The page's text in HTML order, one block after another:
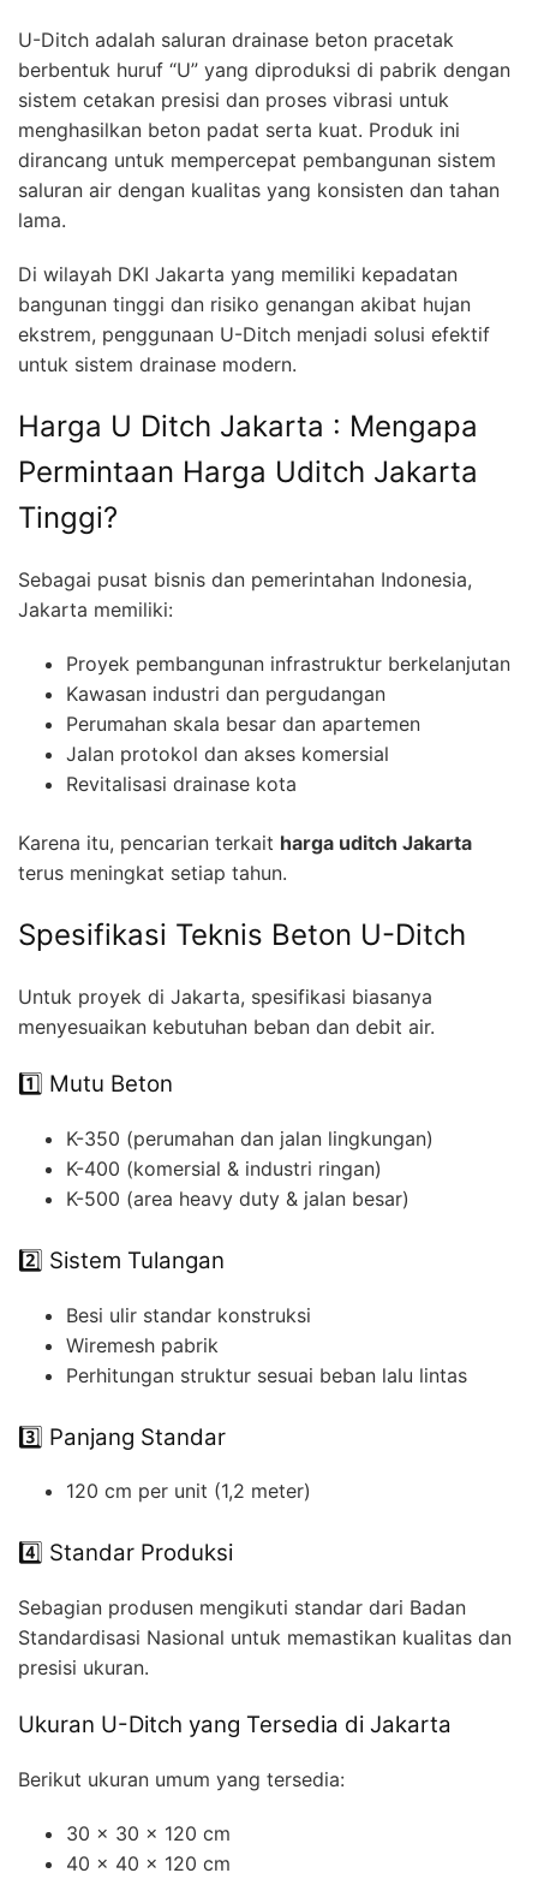
U-Ditch adalah saluran drainase beton pracetak
berbentuk huruf “U” yang diproduksi di pabrik dengan
sistem cetakan presisi dan proses vibrasi untuk
menghasilkan beton padat serta kuat. Produk ini
dirancang untuk mempercepat pembangunan sistem
saluran air dengan kualitas yang konsisten dan tahan
lama.
Di wilayah DKI Jakarta yang memiliki kepadatan
bangunan tinggi dan risiko genangan akibat hujan
ekstrem, penggunaan U-Ditch menjadi solusi efektif
untuk sistem drainase modern.
Harga U Ditch Jakarta : Mengapa
Permintaan Harga Uditch Jakarta
Tinggi?
Sebagai pusat bisnis dan pemerintahan Indonesia,
Jakarta memiliki:
Proyek pembangunan infrastruktur berkelanjutan
Kawasan industri dan pergudangan
Perumahan skala besar dan apartemen
Jalan protokol dan akses komersial
Revitalisasi drainase kota
Karena itu, pencarian terkait harga uditch Jakarta
terus meningkat setiap tahun.
Spesifikasi Teknis Beton U-Ditch
Untuk proyek di Jakarta, spesifikasi biasanya
menyesuaikan kebutuhan beban dan debit air.
1️⃣ Mutu Beton
K-350 (perumahan dan jalan lingkungan)
K-400 (komersial & industri ringan)
K-500 (area heavy duty & jalan besar)
2️⃣ Sistem Tulangan
Besi ulir standar konstruksi
Wiremesh pabrik
Perhitungan struktur sesuai beban lalu lintas
3️⃣ Panjang Standar
120 cm per unit (1,2 meter)
4️⃣ Standar Produksi
Sebagian produsen mengikuti standar dari Badan
Standardisasi Nasional untuk memastikan kualitas dan
presisi ukuran.
Ukuran U-Ditch yang Tersedia di Jakarta
Berikut ukuran umum yang tersedia:
30 x 30 x 120 cm
40 x 40 x 120 cm